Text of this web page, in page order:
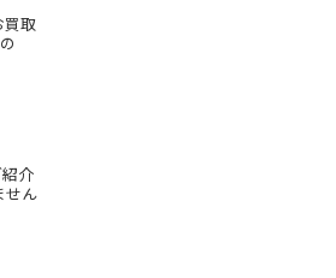
買取
介
ん